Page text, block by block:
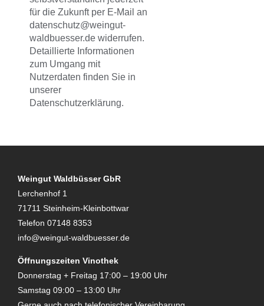
für die Zukunft per E-Mail an
datenschutz@weingut-
waldbuesser.de widerrufen.
Detaillierte Informationen
zum Umgang mit
Nutzerdaten finden Sie in
unserer
Datenschutzerklärung.
Weingut Waldbüsser GbR
Lerchenhof 1
71711 Steinheim-Kleinbottwar
Telefon 07148 8353
info@weingut-waldbuesser.de
Öffnungszeiten Vinothek
Donnerstag + Freitag 17:00 – 19:00 Uhr
Samstag 09:00 – 13:00 Uhr